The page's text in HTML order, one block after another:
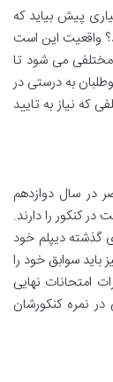
پیش بیاید که
واقعیت این است
مختلفی می شود تا
به درستی در
که نیاز به تایید
در سال دوازدهم
کنکور را دارند.
گذشته دیپلم خود
باید سوابق خود را
امتحانات نهایی
نمره کنکورشان